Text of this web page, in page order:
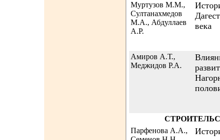
Муртузов М.М.,
Султанахмедов
М.А., Абдуллаев
А.Р.
века
Амиров А.Т.,
Меджидов Р.А.
Парфенова А.А.,